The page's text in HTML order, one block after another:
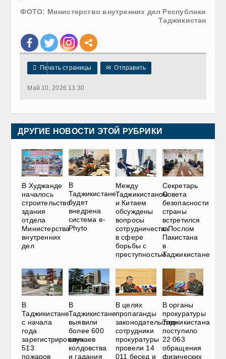
ФОТО: Министерство внутренних дел Республики
Таджикистан
 Печать страницы ✉ Отправить
Май 10, 2026 13:30
ДРУГИЕ НОВОСТИ ЭТОЙ РУБРИКИ
В Худжанде
началось
строительство
здания
отдела
Министерства
внутренних
дел
В
Таджикистане
будет
внедрена
система e-
Phyto
Между
Таджикистаном
и Китаем
обсуждены
вопросы
сотрудничества
в сфере
борьбы с
преступностью
Секретарь
Совета
безопасности
страны
встретился
с Послом
Пакистана
в
Таджикистане
В
Таджикистане
с начала
года
зарегистрировано
513
пожаров
В
Таджикистане
выявили
более 600
случаев
колдовства
и гадания
В целях
пропаганды
законодательства
сотрудники
прокуратуры
провели 14
011 бесед и
В органы
прокуратуры
Таджикистана
поступило
22 063
обращения
физических